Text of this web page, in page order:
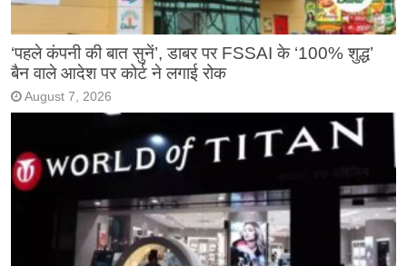
‘पहले कंपनी की बात सुनें’, डाबर पर FSSAI के ‘100% शुद्ध’
बैन वाले आदेश पर कोर्ट ने लगाई रोक
August 7, 2026